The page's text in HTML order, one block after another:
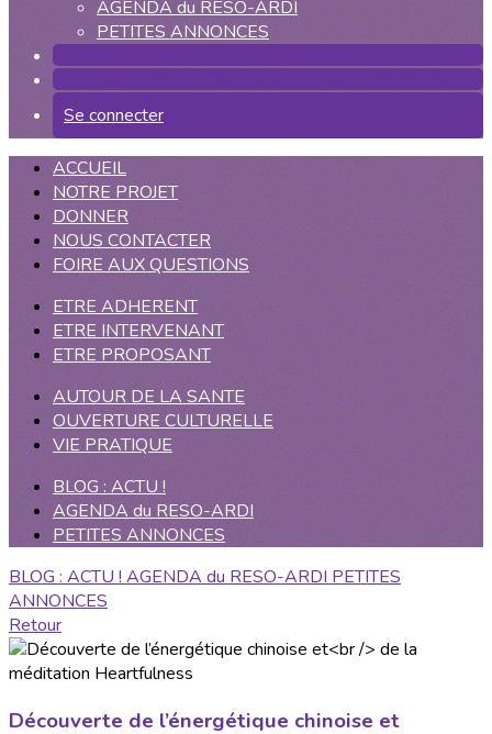
AGENDA du RESO-ARDI
PETITES ANNONCES
Se connecter
ACCUEIL
NOTRE PROJET
DONNER
NOUS CONTACTER
FOIRE AUX QUESTIONS
ETRE ADHERENT
ETRE INTERVENANT
ETRE PROPOSANT
AUTOUR DE LA SANTE
OUVERTURE CULTURELLE
VIE PRATIQUE
BLOG : ACTU !
AGENDA du RESO-ARDI
PETITES ANNONCES
BLOG : ACTU ! AGENDA du RESO-ARDI PETITES
ANNONCES
Retour
Découverte de l’énergétique chinoise et